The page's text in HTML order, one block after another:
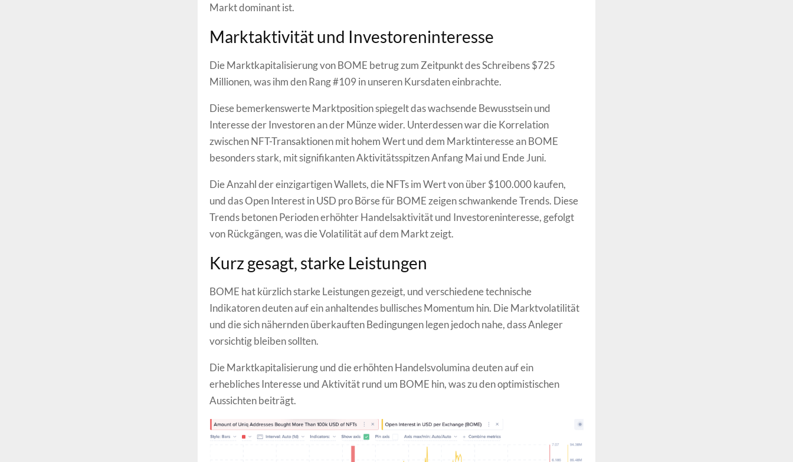
Markt dominant ist.
Marktaktivität und Investoreninteresse
Die Marktkapitalisierung von BOME betrug zum Zeitpunkt des Schreibens $725
Millionen, was ihm den Rang #109 in unseren Kursdaten einbrachte.
Diese bemerkenswerte Marktposition spiegelt das wachsende Bewusstsein und
Interesse der Investoren an der Münze wider. Unterdessen war die Korrelation
zwischen NFT-Transaktionen mit hohem Wert und dem Marktinteresse an BOME
besonders stark, mit signifikanten Aktivitätsspitzen Anfang Mai und Ende Juni.
Die Anzahl der einzigartigen Wallets, die NFTs im Wert von über $100.000 kaufen,
und das Open Interest in USD pro Börse für BOME zeigen schwankende Trends. Diese
Trends betonen Perioden erhöhter Handelsaktivität und Investoreninteresse, gefolgt
von Rückgängen, was die Volatilität auf dem Markt zeigt.
Kurz gesagt, starke Leistungen
BOME hat kürzlich starke Leistungen gezeigt, und verschiedene technische
Indikatoren deuten auf ein anhaltendes bullisches Momentum hin. Die Marktvolatilität
und die sich nähernden überkauften Bedingungen legen jedoch nahe, dass Anleger
vorsichtig bleiben sollten.
Die Marktkapitalisierung und die erhöhten Handelsvolumina deuten auf ein
erhebliches Interesse und Aktivität rund um BOME hin, was zu den optimistischen
Aussichten beiträgt.